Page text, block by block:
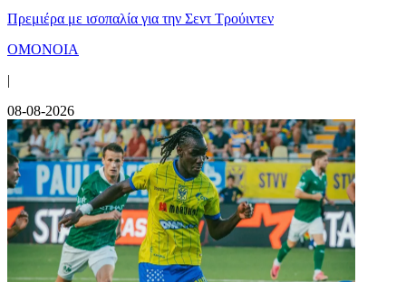
Πρεμιέρα με ισοπαλία για την Σεντ Τρούιντεν
ΟΜΟΝΟΙΑ
|
08-08-2026